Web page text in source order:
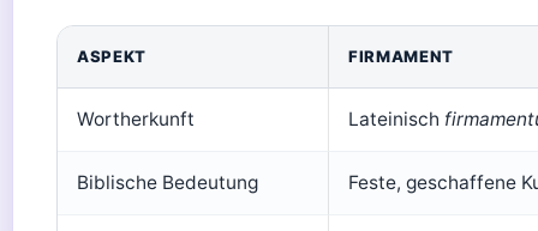
ASPEKT FIRMAMENT
Wortherkunft Lateinisch
Biblische Bedeutung Feste, geschaffene